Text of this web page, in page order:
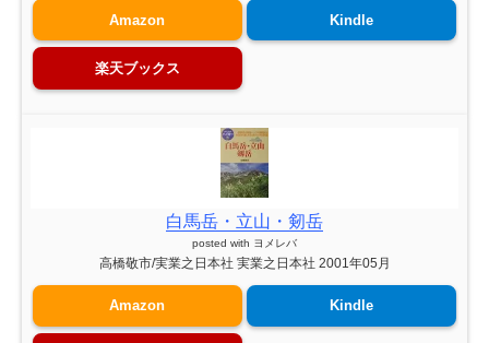
Amazon Kindle
楽天ブックス
白馬岳・立山・剱岳
posted with ヨメレバ
高橋敬市/実業之日本社 実業之日本社 2001年05月
Amazon Kindle